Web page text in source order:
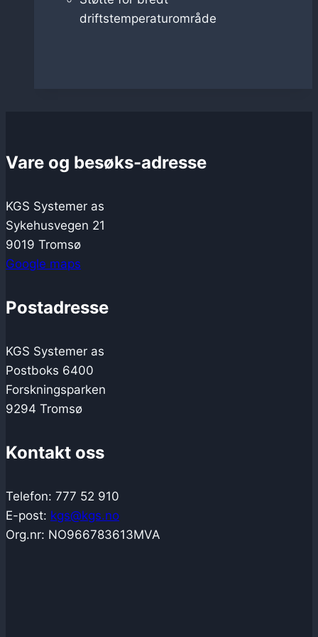
driftstemperaturområde
Vare og besøks-adresse
KGS Systemer as
Sykehusvegen 21
9019 Tromsø
Google maps
Postadresse
KGS Systemer as
Postboks 6400
Forskningsparken
9294 Tromsø
Kontakt oss
Telefon: 777 52 910
E-post: kgs@kgs.no
Org.nr: NO966783613MVA